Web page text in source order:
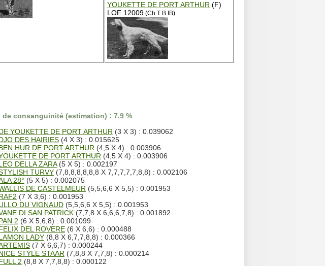
YOUKETTE DE PORT ARTHUR (F)
LOF 12009 (Ch T B IB)
de consanguinité (estimation) : 7.9 %
YOUKETTE DE PORT ARTHUR (3 X 3) : 0.039062
DES HAIRIES(4 X 3) : 0.015625
HUR DE PORT ARTHUR (4,5 X 4) : 0.003906
DE PORT ARTHUR (4,5 X 4) : 0.003906
DELLA ZARA(5 X 5) : 0.002197
TURVY(7,8,8,8,8,8,8 X 7,7,7,7,7,8,8) : 0.002106
28° (5 X 5) : 0.002075
DE CASTELMEUR (5,5,6,6 X 5,5) : 0.001953
(7 X 3,6) : 0.001953
DU VIGNAUD(5,5,6,6 X 5,5) : 0.001953
DI SAN PATRICK(7,7,8 X 6,6,6,7,8) : 0.001892
2 (6 X 5,6,8) : 0.001099
DEL ROVERE(6 X 6,6) : 0.000488
LADY(8,8 X 6,7,7,8,8) : 0.000366
(7 X 6,6,7) : 0.000244
STYLE STAAR (7,8,8 X 7,7,8) : 0.000214
2 (8,8 X 7,7,8,8) : 0.000122